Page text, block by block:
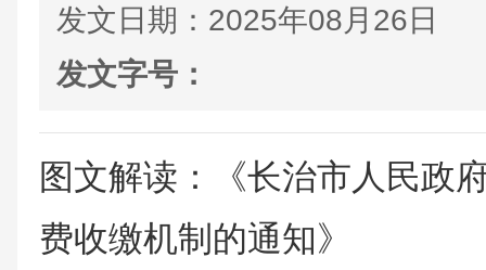
发文日期： 2025年08月26日
发文字号：
图文解读：《长治市人民政
费收缴机制的通知》